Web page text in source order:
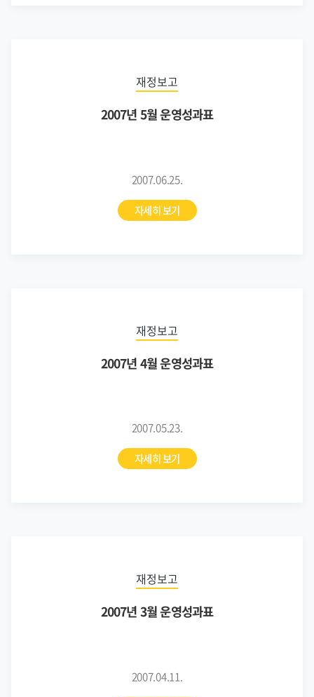
재정보고
2007년 5월 운영성과표
2007.06.25.
자세히 보기
재정보고
2007년 4월 운영성과표
2007.05.23.
자세히 보기
재정보고
2007년 3월 운영성과표
2007.04.11.